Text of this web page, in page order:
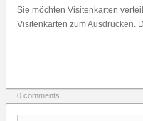
Sie möchten Visitenkarten
Visitenkarten zum Ausdrucken.
0 comments